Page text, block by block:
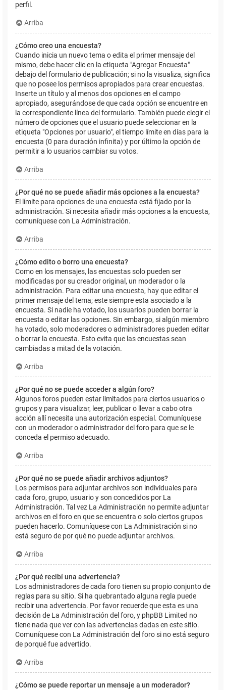
perfil.
Arriba
¿Cómo creo una encuesta?
Cuando inicia un nuevo tema o edita el primer mensaje del
mismo, debe hacer clic en la etiqueta "Agregar Encuesta"
debajo del formulario de publicación; si no la visualiza, significa
que no posee los permisos apropiados para crear encuestas.
Inserte un título y al menos dos opciones en el campo
apropiado, asegurándose de que cada opción se encuentre en
la correspondiente línea del formulario. También puede elegir el
número de opciones que el usuario puede seleccionar en la
etiqueta "Opciones por usuario", el tiempo límite en días para la
encuesta (0 para duración infinita) y por último la opción de
permitir a lo usuarios cambiar su votos.
Arriba
¿Por qué no se puede añadir más opciones a la encuesta?
El límite para opciones de una encuesta está fijado por la
administración. Si necesita añadir más opciones a la encuesta,
comuníquese con La Administración.
Arriba
¿Cómo edito o borro una encuesta?
Como en los mensajes, las encuestas solo pueden ser
modificadas por su creador original, un moderador o la
administración. Para editar una encuesta, hay que editar el
primer mensaje del tema; este siempre esta asociado a la
encuesta. Si nadie ha votado, los usuarios pueden borrar la
encuesta o editar las opciones. Sin embargo, si algún miembro
ha votado, solo moderadores o administradores pueden editar
o borrar la encuesta. Esto evita que las encuestas sean
cambiadas a mitad de la votación.
Arriba
¿Por qué no se puede acceder a algún foro?
Algunos foros pueden estar limitados para ciertos usuarios o
grupos y para visualizar, leer, publicar o llevar a cabo otra
acción allí necesita una autorización especial. Comuníquese
con un moderador o administrador del foro para que se le
conceda el permiso adecuado.
Arriba
¿Por qué no se puede añadir archivos adjuntos?
Los permisos para adjuntar archivos son individuales para
cada foro, grupo, usuario y son concedidos por La
Administración. Tal vez La Administración no permite adjuntar
archivos en el foro en que se encuentra o solo ciertos grupos
pueden hacerlo. Comuníquese con La Administración si no
está seguro de por qué no puede adjuntar archivos.
Arriba
¿Por qué recibí una advertencia?
Los administradores de cada foro tienen su propio conjunto de
reglas para su sitio. Si ha quebrantado alguna regla puede
recibir una advertencia. Por favor recuerde que esta es una
decisión de La Administración del foro, y phpBB Limited no
tiene nada que ver con las advertencias dadas en este sitio.
Comuníquese con La Administración del foro si no está seguro
de porqué fue advertido.
Arriba
¿Cómo se puede reportar un mensaje a un moderador?